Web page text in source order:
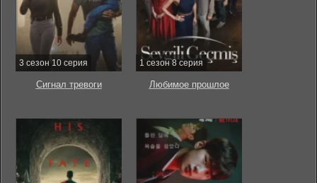
3 сезон 10 серия
Сигнал тревоги
1 сезон 8 серия
Любимое прошлое